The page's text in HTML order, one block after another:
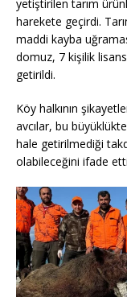
yetiştirilen tarım
harekete geçirdi.
maddi kayba
domuz, 7 kişilik
getirildi.
Köy halkının
avcılar, bu
hale getirilmediği
olabileceğini ifade